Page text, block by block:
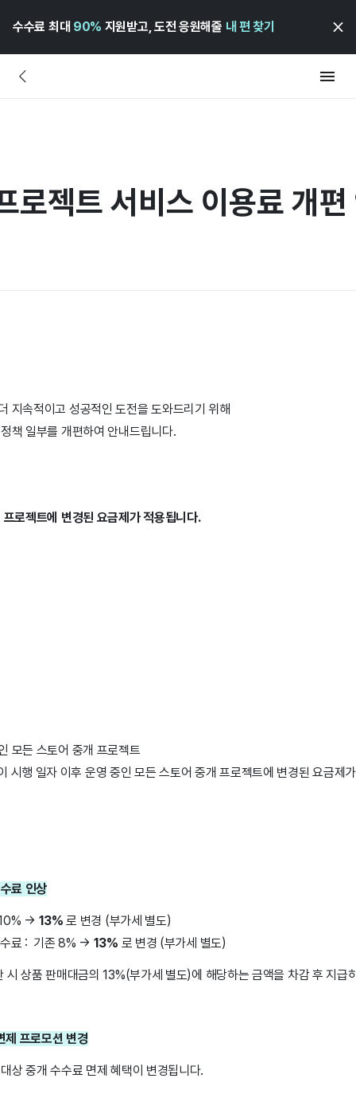
수수료 최대 90% 지원받고, 도전 응원해줄 내 편 찾기
로젝트 서비스 이용료 개편
지속적이고 성공적인 도전을 도와드리기 위해
책 일부를 개편하여 안내드립니다.
로젝트에 변경된 요금제가 적용됩니다.
모든 스토어 중개 프로젝트
시행 일자 이후 운영 중인 모든 스토어 중개 프로젝트에 변경된 요금제
료 인상
→ 13% 로 변경 (부가세 별도)
수료 : 기존 8% → 13% 로 변경 (부가세 별도)
시 상품 판매대금의 13%(부가세 별도)에 해당하는 금액을 차감 후 지급
제 프로모션 변경
상 중개 수수료 면제 혜택이 변경됩니다.